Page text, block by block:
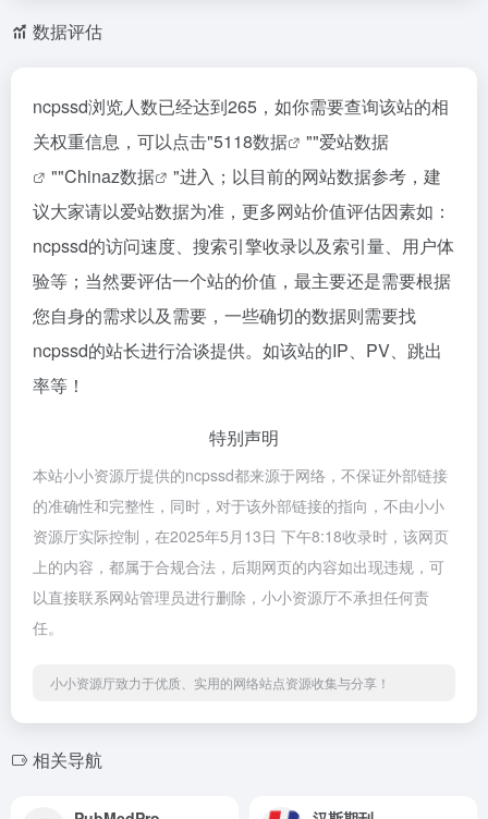
数据评估
ncpssd浏览人数已经达到265，如你需要查询该站的相
关权重信息，可以点击"5118数据 ""爱站数据
""Chinaz数据
"进入；以目前的网站数据参考，建
议大家请以爱站数据为准，更多网站价值评估因素如：
ncpssd的访问速度、搜索引擎收录以及索引量、用户体
验等；当然要评估一个站的价值，最主要还是需要根据
您自身的需求以及需要，一些确切的数据则需要找
ncpssd的站长进行洽谈提供。如该站的IP、PV、跳出
率等！
特别声明
本站小小资源厅提供的ncpssd都来源于网络，不保证外部链接
的准确性和完整性，同时，对于该外部链接的指向，不由小小
资源厅实际控制，在2025年5月13日 下午8:18收录时，该网页
上的内容，都属于合规合法，后期网页的内容如出现违规，可
以直接联系网站管理员进行删除，小小资源厅不承担任何责
任。
小小资源厅致力于优质、实用的网络站点资源收集与分享！
相关导航